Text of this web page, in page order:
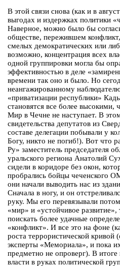
В этой связи снова (как и в
выгодах и издержках политики
Наверное, можно было бы
обществе, пережившем
смелых демократических или
возможно, концентрация всех
одной группировки могла бы
эффективностью в деле
времени так оно и было. Но
неангажированному
«приватизации республики»
становятся все более
Мир в Чечне не наступает. В
свидетельства депутатов из
составе делегации побывали у
Богу, никто не погиб!). Вот что
Ру» заместитель председателя
уральского региона Анатолий
сидели в коридоре без окон,
пробрались бойцы чеченского
они начали выводить нас из
Сначала в ногу, и он
руку. Мы его перевязывали
«мир» и «устойчивое
поискать более удачные
«конфликт». И все это на фоне
роста террористической
эксперты «Мемориала», и пока
предметно не опроверг). В
власти в руках политической